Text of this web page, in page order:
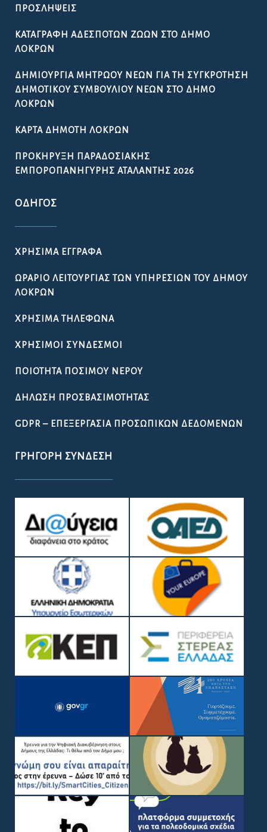
ΠΡΟΣΛΉΨΕΙΣ
ΚΑΤΑΓΡΑΦΉ ΑΔΈΣΠΟΤΩΝ ΖΏΩΝ ΣΤΟ ΔΉΜΟ
ΛΟΚΡΏΝ
ΔΗΜΙΟΥΡΓΊΑ ΜΗΤΡΏΟΥ ΝΈΩΝ ΓΙΑ ΤΗ ΣΥΓΚΡΌΤΗΣΗ
ΔΗΜΟΤΙΚΟΎ ΣΥΜΒΟΥΛΊΟΥ ΝΈΩΝ ΣΤΟ ΔΉΜΟ
ΛΟΚΡΏΝ
ΚΆΡΤΑ ΔΗΜΌΤΗ ΛΟΚΡΏΝ
ΠΡΟΚΉΡΥΞΗ ΠΑΡΑΔΟΣΙΑΚΉΣ
ΕΜΠΟΡΟΠΑΝΉΓΥΡΗΣ ΑΤΑΛΆΝΤΗΣ 2026
ΟΔΗΓΌΣ
ΧΡΉΣΙΜΑ ΈΓΓΡΑΦΑ
ΩΡΆΡΙΟ ΛΕΙΤΟΥΡΓΊΑΣ ΤΩΝ ΥΠΗΡΕΣΙΏΝ ΤΟΥ ΔΉΜΟΥ
ΛΟΚΡΏΝ
ΧΡΉΣΙΜΑ ΤΗΛΈΦΩΝΑ
ΧΡΉΣΙΜΟΙ ΣΎΝΔΕΣΜΟΙ
ΠΟΙΌΤΗΤΑ ΠΌΣΙΜΟΥ ΝΕΡΟΎ
ΔΉΛΩΣΗ ΠΡΟΣΒΑΣΙΜΌΤΗΤΑΣ
GDPR – ΕΠΕΞΕΡΓΑΣΙΑ ΠΡΟΣΩΠΙΚΩΝ ΔΕΔΟΜΕΝΩΝ
ΓΡΉΓΟΡΗ ΣΎΝΔΕΣΗ